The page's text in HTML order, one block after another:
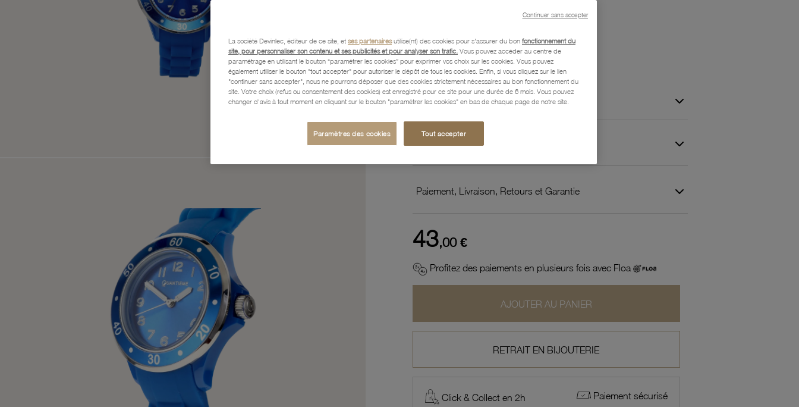
Référence : 15200010
Description
Caractéristiques détaillées
Paiement, Livraison, Retours et Garantie
43,00 €
Profitez des paiements en plusieurs fois avec Floa
AJOUTER AU PANIER
RETRAIT EN BIJOUTERIE
Click & Collect en 2h Paiement sécurisé
La société Devinlec, éditeur de ce site, et ses partenairesutilise(nt) des cookies pour s'assurer du bon fonctionnement du
site, pour personnaliser son contenu et ses publicités et pour analyser son trafic. Vous pouvez accéder au centre de
paramétrage en utilisant le bouton “paramétrer les cookies” pour exprimer vos choix sur les cookies. Vous pouvez
également utiliser le bouton "tout accepter" pour autoriser le dépôt de tous les cookies. Enfin, si vous cliquez sur le lien
"continuer sans accepter", nous ne pourrons déposer que des cookies strictement nécessaires au bon fonctionnement du
site. Votre choix (refus ou consentement des cookies) est enregistré pour ce site pour une durée de 6 mois. Vous pouvez
changer d'avis à tout moment en cliquant sur le bouton "paramétrer les cookies" en bas de chaque page de notre site.
Paramètres des cookies Tout accepter
Continuer sans accepter